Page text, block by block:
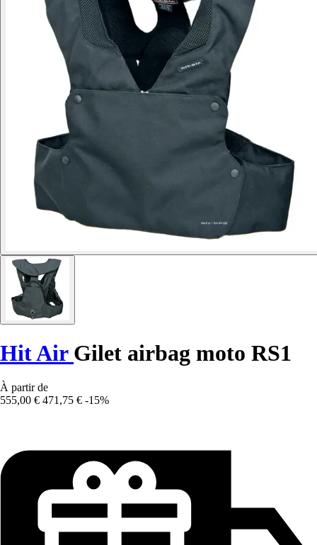
Hit Air Gilet airbag moto RS1
À partir de
555,00 € 471,75 € -15%